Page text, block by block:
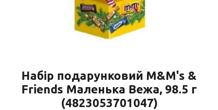
Набір подарунковий M&M's &
Friends Маленька Вежа, 98.5 г
(4823053701047)